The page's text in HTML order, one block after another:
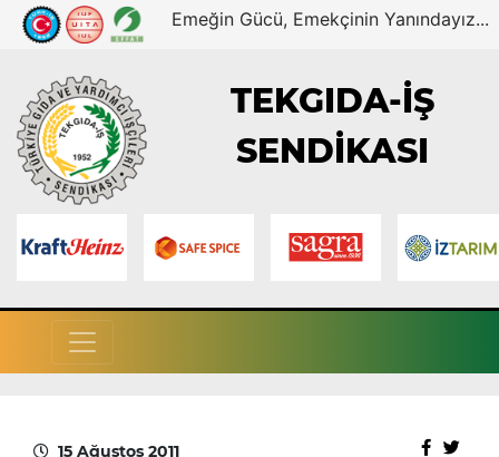
Emeğin Gücü, Emekçinin Yanındayız...
TEKGIDA-İŞ
SENDİKASI
15 Ağustos 2011